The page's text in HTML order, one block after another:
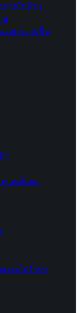
ภายในบ้าน
ญ่
องลดความชื้น
ว
แลเส้นผม
ละเก็บรักษา